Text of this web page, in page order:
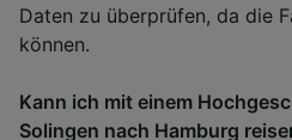
Daten zu überprüfen, da die
können.
Kann ich mit einem
Solingen nach Hamburg